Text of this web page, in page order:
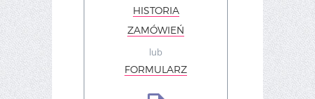
HISTORIA
ZAMÓWIEŃ
lub
FORMULARZ